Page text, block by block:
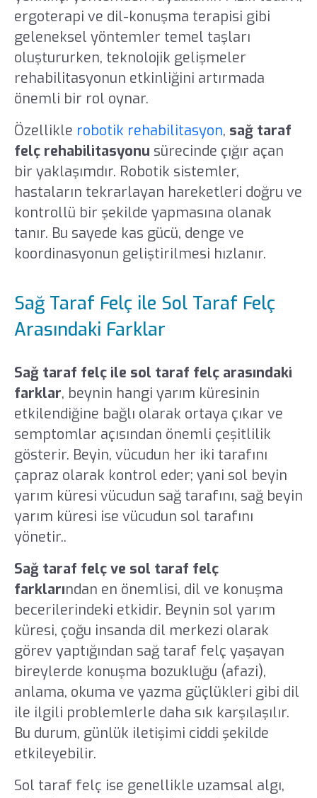
ergoterapi ve dil-konuşma terapisi gibi
geleneksel yöntemler temel taşları
oluştururken, teknolojik gelişmeler
rehabilitasyonun etkinliğini artırmada
önemli bir rol oynar.
Özellikle robotik rehabilitasyon, sağ taraf
felç rehabilitasyonu sürecinde çığır açan
bir yaklaşımdır. Robotik sistemler,
hastaların tekrarlayan hareketleri doğru ve
kontrollü bir şekilde yapmasına olanak
tanır. Bu sayede kas gücü, denge ve
koordinasyonun geliştirilmesi hızlanır.
Sağ Taraf Felç ile Sol Taraf Felç
Arasındaki Farklar
Sağ taraf felç ile sol taraf felç arasındaki
farklar, beynin hangi yarım küresinin
etkilendiğine bağlı olarak ortaya çıkar ve
semptomlar açısından önemli çeşitlilik
gösterir. Beyin, vücudun her iki tarafını
çapraz olarak kontrol eder; yani sol beyin
yarım küresi vücudun sağ tarafını, sağ beyin
yarım küresi ise vücudun sol tarafını
yönetir..
Sağ taraf felç ve sol taraf felç
farklarından en önemlisi, dil ve konuşma
becerilerindeki etkidir. Beynin sol yarım
küresi, çoğu insanda dil merkezi olarak
görev yaptığından sağ taraf felç yaşayan
bireylerde konuşma bozukluğu (afazi),
anlama, okuma ve yazma güçlükleri gibi dil
ile ilgili problemlerle daha sık karşılaşılır.
Bu durum, günlük iletişimi ciddi şekilde
etkileyebilir.
Sol taraf felç ise genellikle uzamsal algı,